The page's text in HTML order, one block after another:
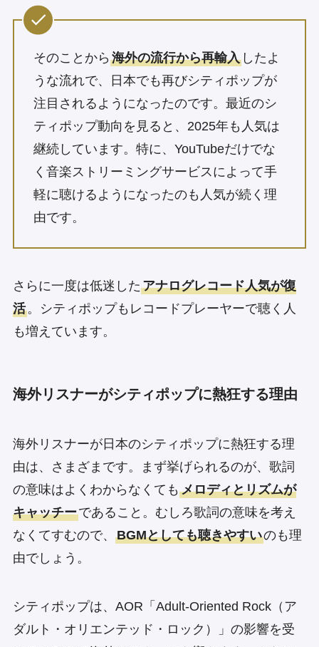
そのことから 海外の流行から再輸入したよ
うな流れで、日本でも再びシティポップが
注目されるようになったのです。最近のシ
ティポップ動向を見ると、2025年も人気は
継続しています。特に、YouTubeだけでな
く音楽ストリーミングサービスによって手
軽に聴けるようになったのも人気が続く理
由です。
さらに一度は低迷したアナログレコード人気が復
活。シティポップもレコードプレーヤーで聴く人
も増えています。
海外リスナーがシティポップに熱狂する理由
海外リスナーが日本のシティポップに熱狂する理
由は、さまざまです。まず挙げられるのが、歌詞
の意味はよくわからなくても メロディとリズムが
キャッチーであること。むしろ歌詞の意味を考え
なくてすむので、 BGMとしても聴きやすいのも理
由でしょう。
シティポップは、AOR「Adult-Oriented Rock（ア
ダルト・オリエンテッド・ロック）」の影響を受